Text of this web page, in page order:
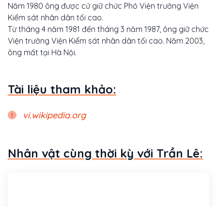
Năm 1980 ông được cử giữ chức Phó Viện trưởng Viện
Kiểm sát nhân dân tối cao.
Từ tháng 4 năm 1981 đến tháng 3 năm 1987, ông giữ chức
Viện trưởng Viện Kiểm sát nhân dân tối cao. Năm 2003,
ông mất tại Hà Nội.
Tài liệu tham khảo:
vi.wikipedia.org
Nhân vật cùng thời kỳ với Trần Lê: